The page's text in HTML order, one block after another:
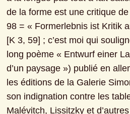
de la forme est une critique
98 = « Formerlebnis ist Kritik
[K 3, 59] ; c’est moi qui
long poème « Entwurf einer
d’un paysage ») publié en
les éditions de la Galerie
son indignation contre les
Malévitch, Lissitzky et